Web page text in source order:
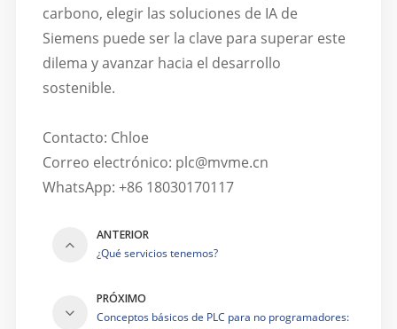
carbono, elegir las soluciones de IA de
Siemens puede ser la clave para superar este
dilema y avanzar hacia el desarrollo
sostenible.
Contacto: Chloe
Correo electrónico: plc@mvme.cn
WhatsApp: +86 18030170117
ANTERIOR
¿Qué servicios tenemos?
PRÓXIMO
Conceptos básicos de PLC para no programadores: